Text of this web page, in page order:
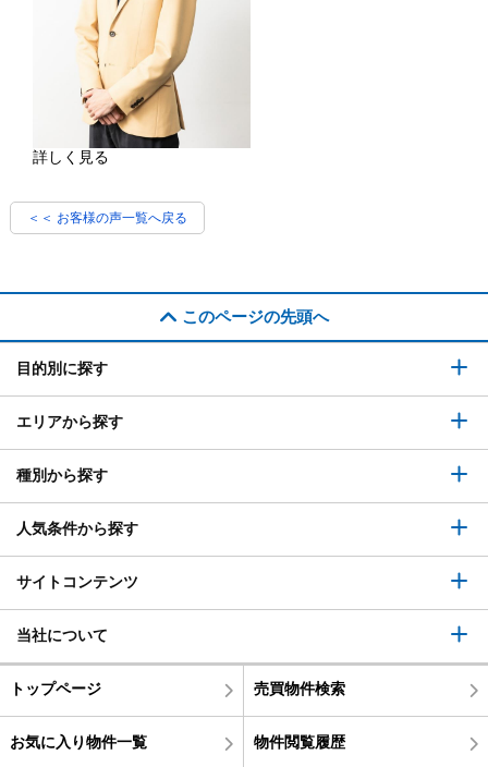
詳しく見る
＜＜ お客様の声一覧へ戻る
このページの先頭へ
目的別に探す
エリアから探す
種別から探す
人気条件から探す
サイトコンテンツ
当社について
トップページ 売買物件検索
お気に入り物件一覧 物件閲覧履歴